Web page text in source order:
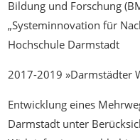
Bildung und Forschung
„Systeminnovation für
Hochschule Darmstadt
2017-2019 »Darmstädter
Entwicklung eines
Darmstadt unter